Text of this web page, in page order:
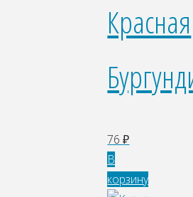
Красная
76₽
В
корзину